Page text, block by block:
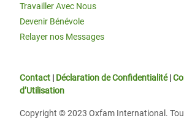
Travailler Avec Nous
Devenir Bénévole
Relayer nos Messages
Contact | Déclaration de Confidentialité|
d’Utilisation
Copyright © 2023 Oxfam International.